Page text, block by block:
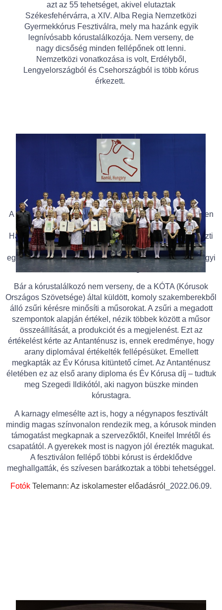
azt az 55 tehetséget, akivel elutaztak
Székesfehérvárra, a XIV. Alba Regia Nemzetközi
Gyermekkórus Fesztiválra, mely ma hazánk egyik
legnívósabb kórustalálkozója. Nem verseny, de
nagy dicsőség minden fellépőnek ott lenni.
Nemzetközi vonatkozása is volt, Erdélyből,
Lengyelországból és Csehországból is több kórus
érkezett.
A négynapos fesztiválon az Antanténusz a hangversenyen
magyar zeneszerzők műveit énekelték, többek között
Harmath Artúr, Szőnyi Erzsébet, Decsényi János és Pászti
Miklós műveit. Emellett templomban is felléptek, ahol
egyházi műveket adtak elő. A fiatalokat Szűcsné Sátorhegyi
Erzsébet kísérte zongorán.
Bár a kórustalálkozó nem verseny, de a KÓTA (Kórusok
Országos Szövetsége) által küldött, komoly szakemberekből
álló zsűri kérésre minősíti a műsorokat. A zsűri a megadott
szempontok alapján értékel, nézik többek között a műsor
összeállítását, a produkciót és a megjelenést. Ezt az
értékelést kérte az Antanténusz is, ennek eredménye, hogy
arany diplomával értékelték fellépésüket. Emellett
megkapták az Év Kórusa kitüntető címet. Az Antanténusz
életében ez az első arany diploma és Év Kórusa díj – tudtuk
meg Szegedi Ildikótól, aki nagyon büszke minden
kórustagra.
A karnagy elmesélte azt is, hogy a négynapos fesztivált
mindig magas színvonalon rendezik meg, a kórusok minden
támogatást megkapnak a szervezőktől, Kneifel Imrétől és
csapatától. A gyerekek most is nagyon jól érezték magukat.
A fesztiválon fellépő többi kórust is érdeklődve
meghallgatták, és szívesen barátkoztak a többi tehetséggel.
Fotók Telemann: Az iskolamester előadásról _2022.06.09.